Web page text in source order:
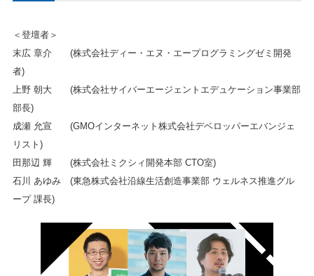
＜登壇者＞
末広 章介 (株式会社ディー・エヌ・エープログラミングゼミ開発
者)
上野 朝大 (株式会社サイバーエージェントエデュケーション事業部
部長)
成瀬 允宣 (GMOインターネット株式会社デベロッパーエバンジェ
リスト)
田那辺 輝 (株式会社ミクシィ開発本部 CTO室)
石川 あゆみ (東急株式会社沿線生活創造事業部 ウェルネス推進グル
ープ 課長)